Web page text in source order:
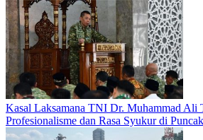
Kasal Laksamana TNI Dr. Muhammad Ali
Profesionalisme dan Rasa Syukur di